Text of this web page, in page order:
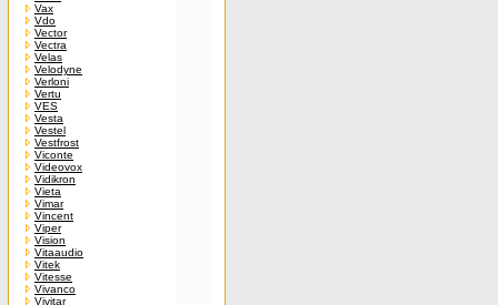
Vax
Vdo
Vector
Vectra
Velas
Velodyne
Verloni
Vertu
VES
Vesta
Vestel
Vestfrost
Viconte
Videovox
Vidikron
Vieta
Vimar
Vincent
Viper
Vision
Vitaaudio
Vitek
Vitesse
Vivanco
Vivitar